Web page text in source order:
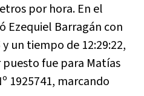
por hora. En el
Ezequiel Barragán con
un tiempo de 12:29:22,
fue para Matías
1925741, marcando